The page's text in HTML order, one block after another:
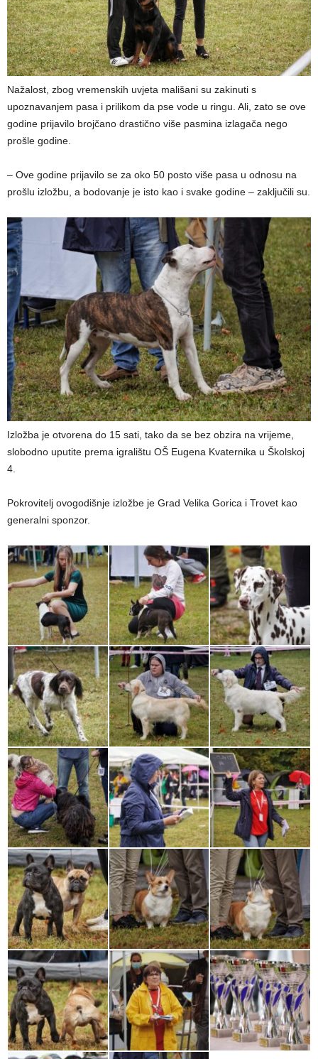
Nažalost, zbog vremenskih uvjeta mališani su zakinuti s
upoznavanjem pasa i prilikom da pse vode u ringu. Ali, zato se ove
godine prijavilo brojčano drastično više pasmina izlagača nego
prošle godine.
– Ove godine prijavilo se za oko 50 posto više pasa u odnosu na
prošlu izložbu, a bodovanje je isto kao i svake godine – zaključili su.
Izložba je otvorena do 15 sati, tako da se bez obzira na vrijeme,
slobodno uputite prema igralištu OŠ Eugena Kvaternika u Školskoj
4.
Pokrovitelj ovogodišnje izložbe je Grad Velika Gorica i Trovet kao
generalni sponzor.